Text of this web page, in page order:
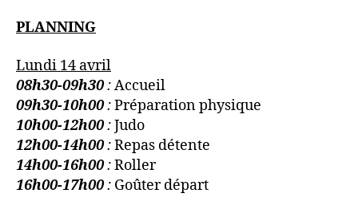
PLANNING
Lundi 14 avril
08h30-09h30:Accueil
09h30-10h00:Préparation physique
10h00-12h00:Judo
12h00-14h00:Repas détente
14h00-16h00:Roller
16h00-17h00: Goûter départ